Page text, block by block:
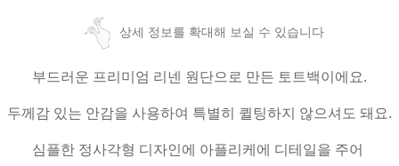
상세 정보를 확대해 보실 수 있습니다
부드러운 프리미엄 리넨 원단으로 만든 토트백이에요.
두께감 있는 안감을 사용하여 특별히 퀼팅하지 않으셔도 돼요.
심플한 정사각형 디자인에 아플리케에 디테일을 주어